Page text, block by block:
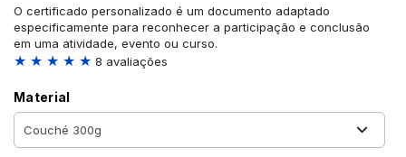
O certificado personalizado é um documento adaptado
especificamente para reconhecer a participação e conclusão
em uma atividade, evento ou curso.
★ ★ ★ ★ ★ 8 avaliações
Material